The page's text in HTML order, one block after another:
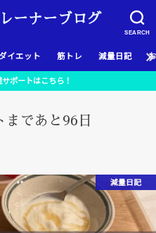
SEARCH
ーナーブログ
イエット 筋トレ 減量日記
ポートはこちら！
まであと96日
減量日記